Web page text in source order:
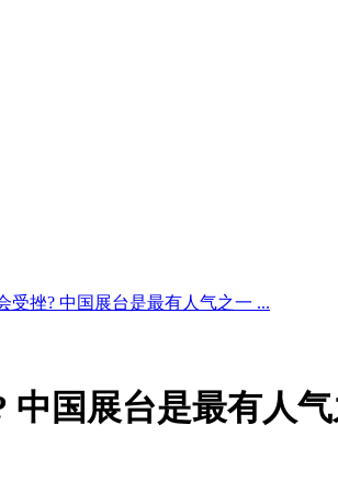
受挫? 中国展台是最有人气之一 ...
中国展台是最有人